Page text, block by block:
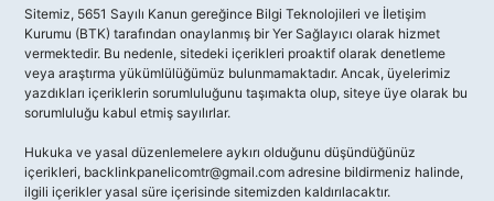
Sitemiz, 5651 Sayılı Kanun gereğince Bilgi Teknolojileri ve İletişim
Kurumu (BTK) tarafından onaylanmış bir Yer Sağlayıcı olarak hizmet
vermektedir. Bu nedenle, sitedeki içerikleri proaktif olarak denetleme
veya araştırma yükümlülüğümüz bulunmamaktadır. Ancak, üyelerimiz
yazdıkları içeriklerin sorumluluğunu taşımakta olup, siteye üye olarak bu
sorumluluğu kabul etmiş sayılırlar.
Hukuka ve yasal düzenlemelere aykırı olduğunu düşündüğünüz
içerikleri, backlinkpanelicomtr@gmail.com adresine bildirmeniz halinde,
ilgili içerikler yasal süre içerisinde sitemizden kaldırılacaktır.